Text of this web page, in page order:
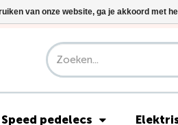
Riese &
Speed pedelecs
van onze website, ga je akkoord met